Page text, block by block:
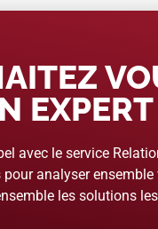
avec le service
analyser
les solutions